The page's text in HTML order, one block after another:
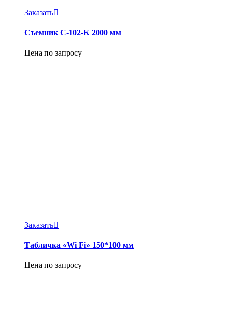
Заказать
Съемник С-102-К 2000 мм
Цена по запросу
Заказать
Табличка «Wi Fi» 150*100 мм
Цена по запросу